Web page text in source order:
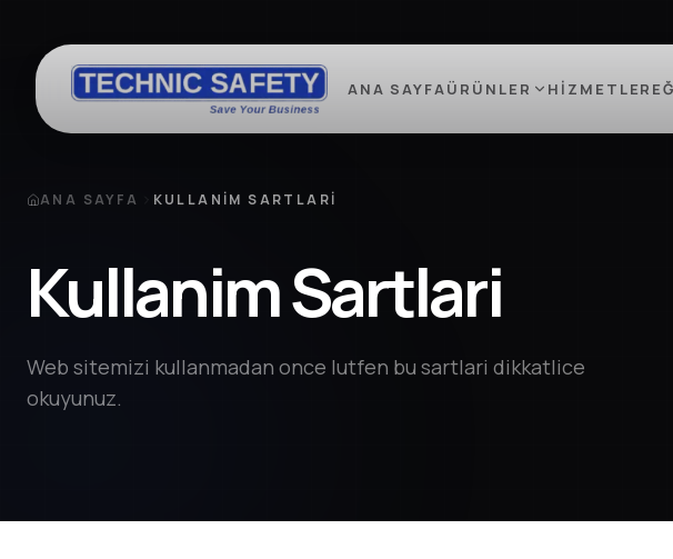
ANA SAYFA ÜRÜNLER HIZMETLER
ANA SAYFA KULLANIM SARTLARI
Kullanim Sartlari
Web sitemizi kullanmadan once lutfen bu sartlari dikkatlice
okuyunuz.